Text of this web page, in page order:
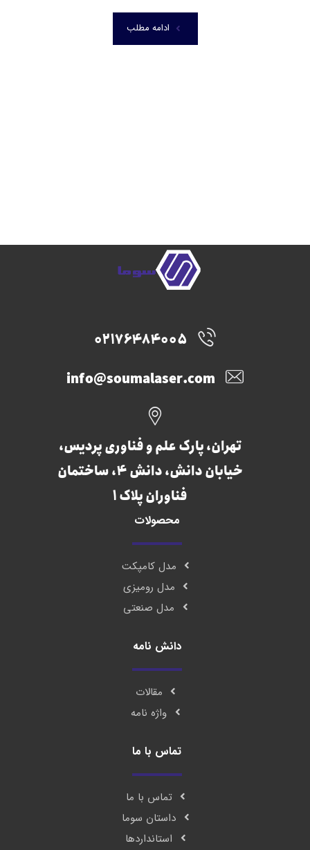
ادامه مطلب
02176484005
info@soumalaser.com
تهران، پارک علم و فناوری پردیس،
خیابان دانش، دانش 4، ساختمان
فناوران پلاک 1
محصولات
مدل کامپکت
مدل رومیزی
مدل صنعتی
دانش نامه
مقالات
واژه نامه
تماس با ما
تماس با ما
داستان سوما
استانداردها